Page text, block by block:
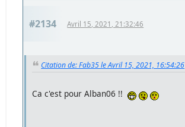
#2134 Avril 15, 2021, 21:32:46
Citation de: Fab35 le Avril 15, 2021, 16:54:26
Ca c'est pour Alban06 !!